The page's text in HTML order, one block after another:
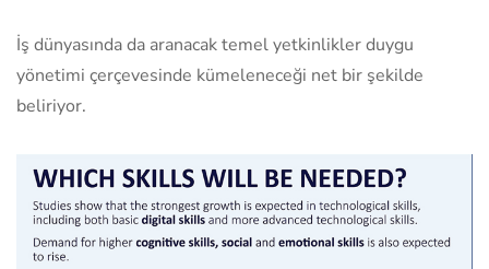
İş dünyasında da aranacak temel yetkinlikler duygu
yönetimi çerçevesinde kümeleneceği net bir şekilde
beliriyor.